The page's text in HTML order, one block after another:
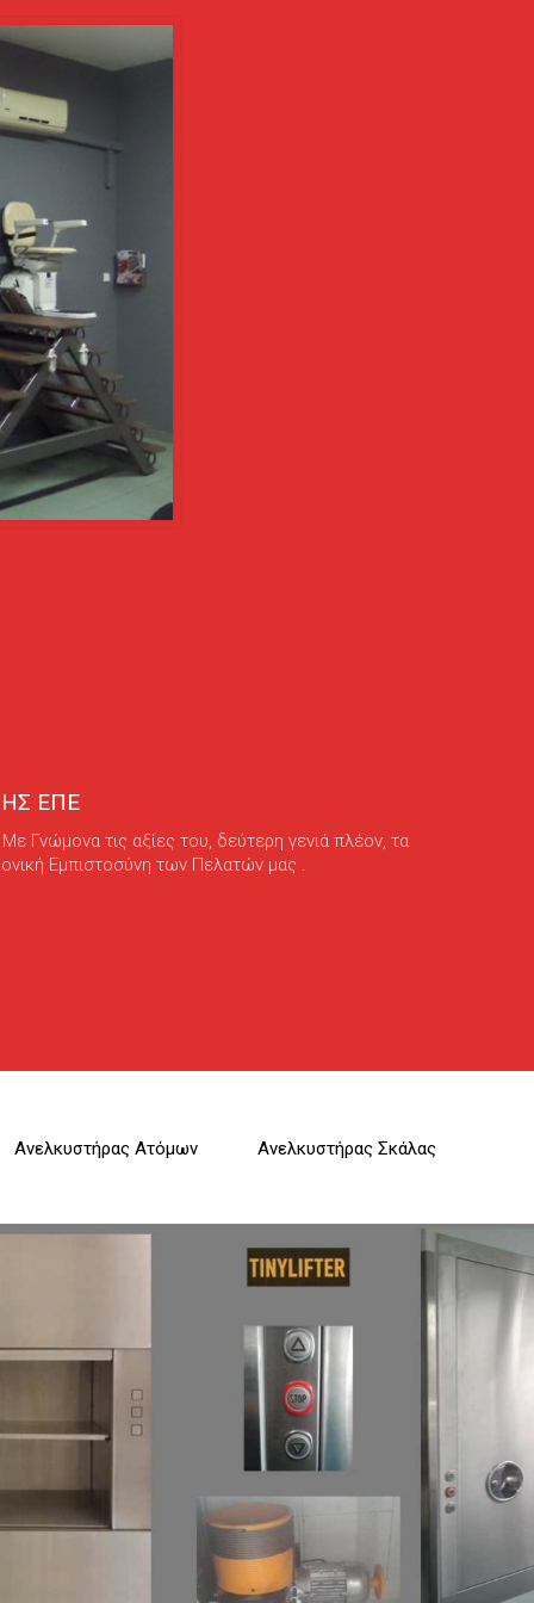
ΕΠΕ
Γνώμονα τις αξίες του, δεύτερη γενιά πλέον, τα
Εμπιστοσύνη των Πελατών μας .
Ανελκυστήρας Ατόμων Ανελκυστήρας Σκάλας